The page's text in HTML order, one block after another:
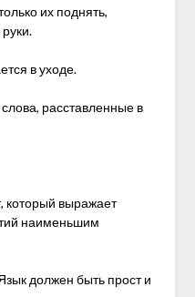
их поднять,
в уходе.
расставленные в
который выражает
наименьшим
должен быть прост и